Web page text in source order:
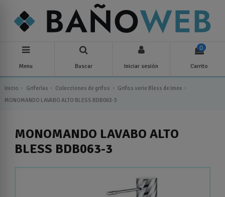
Menu Buscar Iniciar sesión
0
Carrito
Inicio Griferías Colecciones de grifos
Grifos serie Bless de Imex
MONOMANDO LAVABO ALTO BLESS BDB063-3
MONOMANDO LAVABO ALTO
BLESS BDB063-3